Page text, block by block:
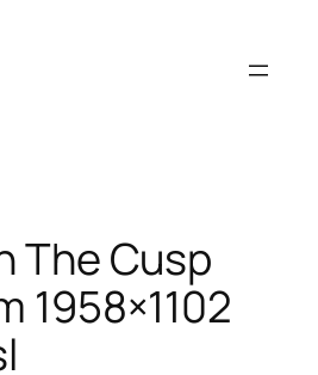
The Cusp
1958×1102